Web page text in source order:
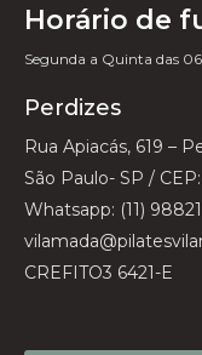
Horário de
Segunda a Quinta das
Perdizes
Rua Apiacás, 619 –
São Paulo- SP /
Whatsapp: (11)
CREFITO3 6421-E